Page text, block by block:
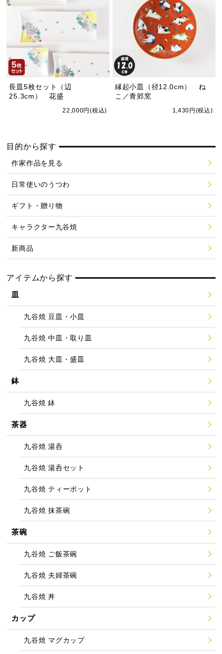
長皿5枚セット（辺
25.3cm） 花盛
22,000円(税込)
縁起小皿（径12.0cm） ね
こ／青郊窯
1,430円(税込)
目的から探す
作家作品を見る
日常使いのうつわ
ギフト・贈り物
キャラクター九谷焼
新商品
アイテムから探す
皿
九谷焼 豆皿・小皿
九谷焼 中皿・取り皿
九谷焼 大皿・盛皿
鉢
九谷焼 鉢
茶器
九谷焼 湯呑
九谷焼 湯呑セット
九谷焼 ティーポット
九谷焼 抹茶碗
茶碗
九谷焼 ご飯茶碗
九谷焼 夫婦茶碗
九谷焼 丼
カップ
九谷焼 マグカップ